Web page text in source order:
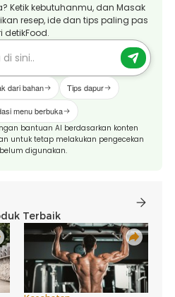
Ketik kebutuhanmu, dan Masak
resep, ide dan tips paling pas
detikFood.
dari bahan Tips dapur
menu berbuka
bantuan AI berdasarkan konten
untuk tetap melakukan pengecekan
digunakan.